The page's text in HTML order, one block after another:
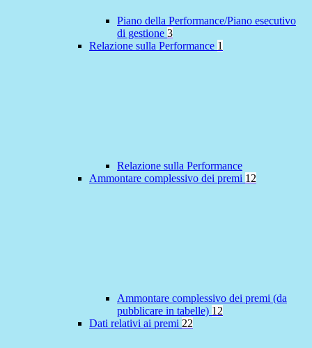
Piano della Performance/Piano esecutivo
di gestione 3
Relazione sulla Performance 1
Relazione sulla Performance
Ammontare complessivo dei premi 12
Ammontare complessivo dei premi (da
pubblicare in tabelle) 12
Dati relativi ai premi 22